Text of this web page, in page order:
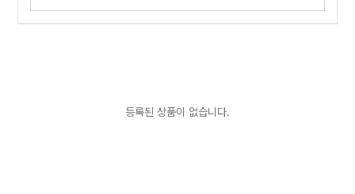
등록된 상품이 없습니다.